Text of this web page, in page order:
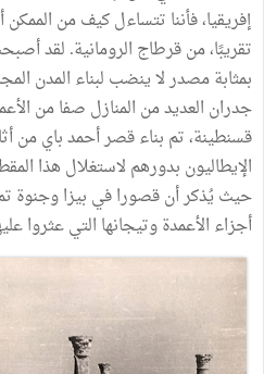
إفريقيا، فأننا تتساءل كيف من
تقريبًا، من قرطاج الرومانية. لقد
بمثابة مصدر لا ينضب لبناء المدن
جدران العديد من المنازل صفا من
قسنطينة، تم بناء قصر أحمد باي من
الإيطاليون بدورهم لاستغلال هذا
حيث يُذكر أن قصورا في بيزا وجنوة تم
أجزاء الأعمدة وتيجانها التي عثروا